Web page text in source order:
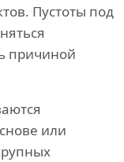
Пустоты под
причиной
или